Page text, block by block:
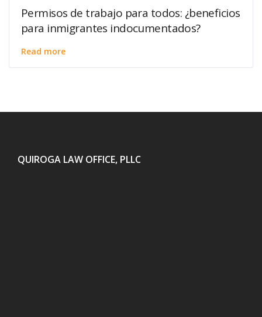
Permisos de trabajo para todos: ¿beneficios
para inmigrantes indocumentados?
Read more
QUIROGA LAW OFFICE, PLLC